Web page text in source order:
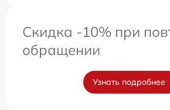
Скидка -10% при
обращении
Узнать подробнее